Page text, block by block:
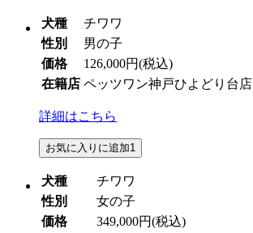
犬種
チワワ
性別
男の子
価格
126,000円(税込)
在籍店 ペッツワン神戸ひよどり台店
詳細はこちら
お気に入りに追加1
犬種
チワワ
性別
女の子
価格
349,000円(税込)